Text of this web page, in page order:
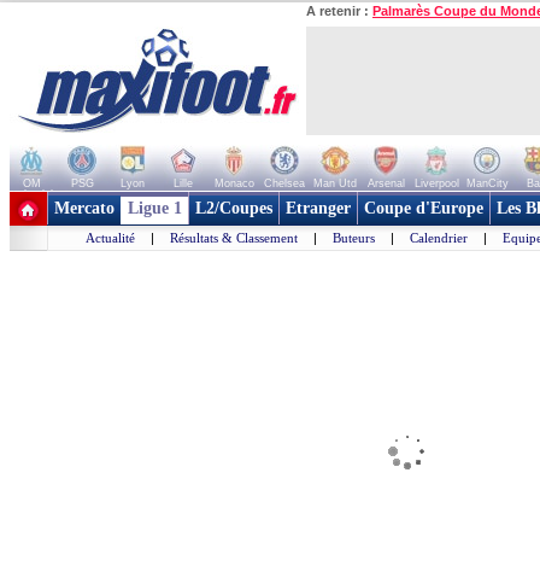
A retenir : Palmarès Coupe du
OM PSG Lyon Lille Monaco Chelsea Man Utd Arsenal Liverpool ManCity
+ de clubs
Mercato Ligue 1 L2/Coupes Etranger Coupe d'Europe Les
Actualité | Résultats & Classement | Buteurs | Calendrier |